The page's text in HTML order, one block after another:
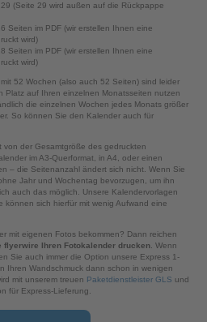
(Seite 29 wird außen auf die Rückpappe
Seiten im PDF (wir erstellen Ihnen eine
wird)
Seiten im PDF (wir erstellen Ihnen eine
wird)
52 Wochen (also auch 52 Seiten) sind leider
Platz auf Ihren einzelnen Monatsseiten nutzen
die einzelnen Wochen jedes Monats größer
So können Sie den Kalender auch für
der Gesamtgröße des gedruckten
im A3-Querformat, in A4, oder einen
– die Seitenanzahl ändert sich nicht. Wenn Sie
Jahr und Wochentag bevorzugen, um ihn
auch das möglich. Unsere Kalendervorlagen
können sich hierfür mit wenig Aufwand eine
mit eigenen Fotos bekommen? Dann reichen
flyerwire Ihren Fotokalender drucken . Wenn
Sie auch immer die Option unsere Express 1-
Ihren Wandschmuck dann schon in wenigen
mit unserem treuen Paketdienstleister GLS und
für Express-Lieferung.